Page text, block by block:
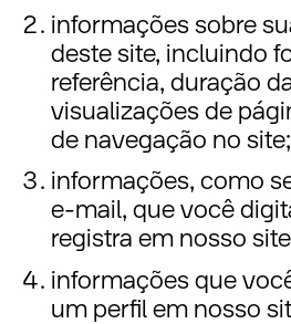
informações sobre
deste site, incluindo
referência, duração
visualizações de
de navegação no site;
informações, como
e-mail, que você
registra em nosso
informações que
um perfil em nosso